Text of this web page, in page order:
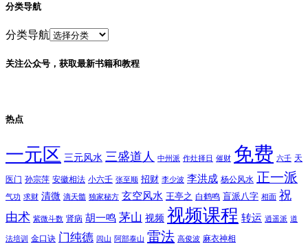
分类导航
分类导航
关注公众号，获取最新书籍和教程
热点
一元区 三元风水 三盛道人 中州派 作灶择日 催财 免费 六壬 天
医门 孙宗萍 安徽相法 小六壬 张至顺 招财 李少波 李洪成 杨公风水 正一派
气功 求财 清微 滴天髓 独家秘方 玄空风水 王亭之 白鹤鸣 盲派八字 相面 祝
由术 紫微斗数 肾病 胡一鸣 茅山 视频 视频课程 转运 逍遥派 道
法培训 金口诀 门纯德 闾山 阿部泰山 雷法 高俊波 麻衣神相